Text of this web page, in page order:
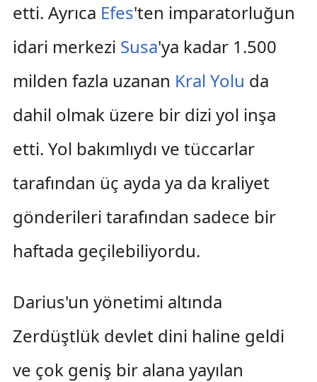
etti. Ayrıca Efes'ten imparatorluğun
idari merkezi Susa'ya kadar 1.500
milden fazla uzanan Kral Yolu da
dahil olmak üzere bir dizi yol inşa
etti. Yol bakımlıydı ve tüccarlar
tarafından üç ayda ya da kraliyet
gönderileri tarafından sadece bir
haftada geçilebiliyordu.
Darius'un yönetimi altında
Zerdüştlük devlet dini haline geldi
ve çok geniş bir alana yayılan